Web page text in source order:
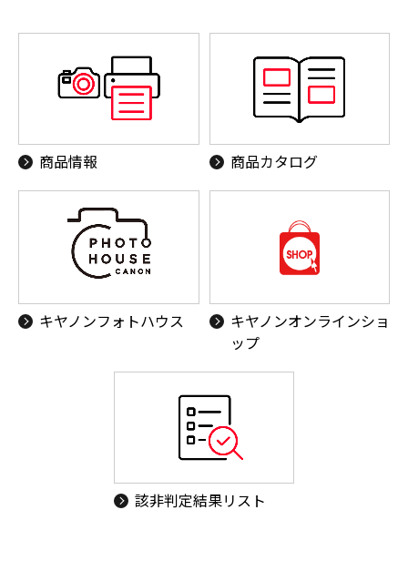
商品情報 商品カタログ
キヤノンフォトハウス
キヤノンオンラインショ
ップ
該非判定結果リスト